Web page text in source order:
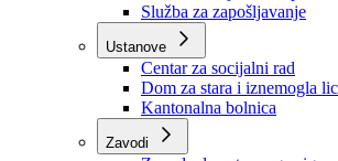
Službe
Služba za odnose s javnošću
Služba za zajedničke poslove
Služba za zapošljavanje
Ustanove
Centar za socijalni rad
Dom za stara i iznemogla lica